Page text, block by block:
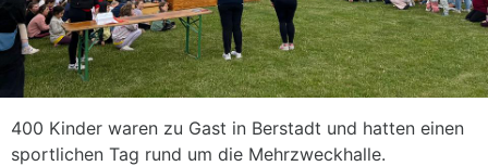
400 Kinder waren zu Gast in Berstadt und hatten einen
sportlichen Tag rund um die Mehrzweckhalle.